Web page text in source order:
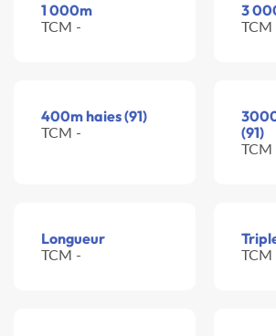
1 000m
TCM -
3
TCM
400m haies (91)
TCM -
(91)
TCM
Longueur
TCM - TCM